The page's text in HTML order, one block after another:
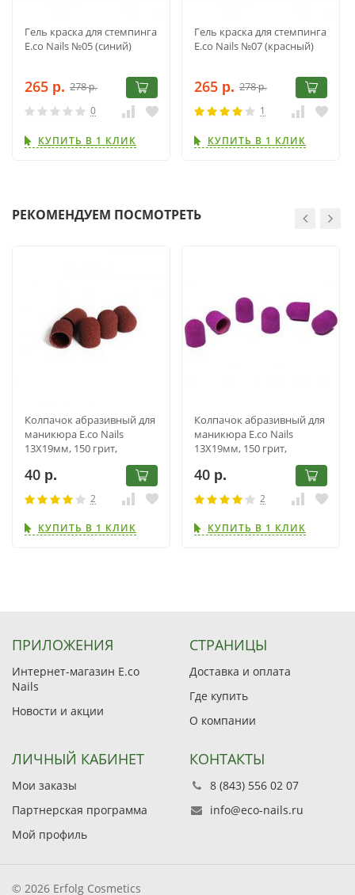
Гель краска для стемпинга
E.co Nails №05 (синий)
265 р. 278р.
0
КУПИТЬ В 1 КЛИК
Гель краска для стемпинга
E.co Nails №07 (красный)
265 р. 278р.
1
КУПИТЬ В 1 КЛИК
РЕКОМЕНДУЕМ ПОСМОТРЕТЬ
Колпачок абразивный для
маникюра E.co Nails
13Х19мм, 150 грит,
40 р.
2
КУПИТЬ В 1 КЛИК
Колпачок абразивный для
маникюра E.co Nails
13Х19мм, 150 грит,
40 р.
2
КУПИТЬ В 1 КЛИК
ПРИЛОЖЕНИЯ
Интернет-магазин E.co
Nails
Новости и акции
СТРАНИЦЫ
Доставка и оплата
Где купить
О компании
ЛИЧНЫЙ КАБИНЕТ
Мои заказы
Партнерская программа
Мой профиль
КОНТАКТЫ
8 (843) 556 02 07
info@eco-nails.ru
© 2026 Erfolg Cosmetics